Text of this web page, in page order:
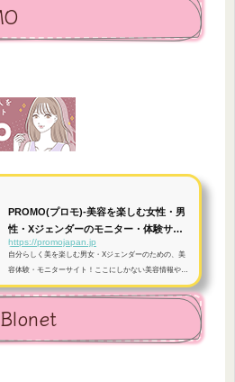
PROMO(プロモ)-美容を楽しむ女性・男
性・Xジェンダーのモニター・体験サイ
ト-
https://promojapan.jp
自分らしく美を楽しむ男女・Xジェンダーのための、美
容体験・モニターサイト！ここにしかない美容情報や無
料体験が盛りだくさん。さぁ、今すぐ無料会員登録！